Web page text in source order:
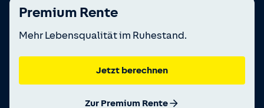
Premium Rente
Mehr Lebensqualität im Ruhestand.
Jetzt berechnen
Zur Premium Rente